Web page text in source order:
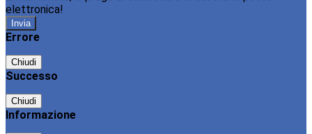
elettronica!
Errore
Chiudi
Successo
Chiudi
Informazione